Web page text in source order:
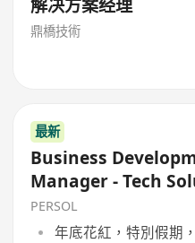
解决方案经理
鼎橋技術
最新
Business
Manager - Tech
PERSOL
年底花紅，特別假期